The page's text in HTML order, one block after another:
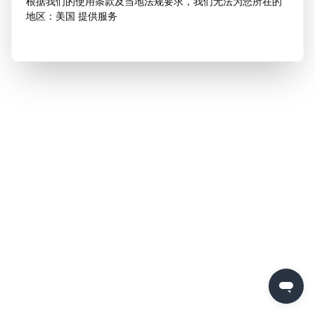
地区：美国 提供服务